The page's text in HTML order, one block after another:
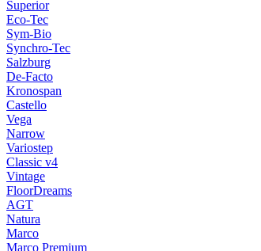
Superior
Eco-Tec
Sym-Bio
Synchro-Tec
Salzburg
De-Facto
Kronospan
Castello
Vega
Narrow
Variostep
Classic v4
Vintage
FloorDreams
AGT
Natura
Marco
Marco Premium